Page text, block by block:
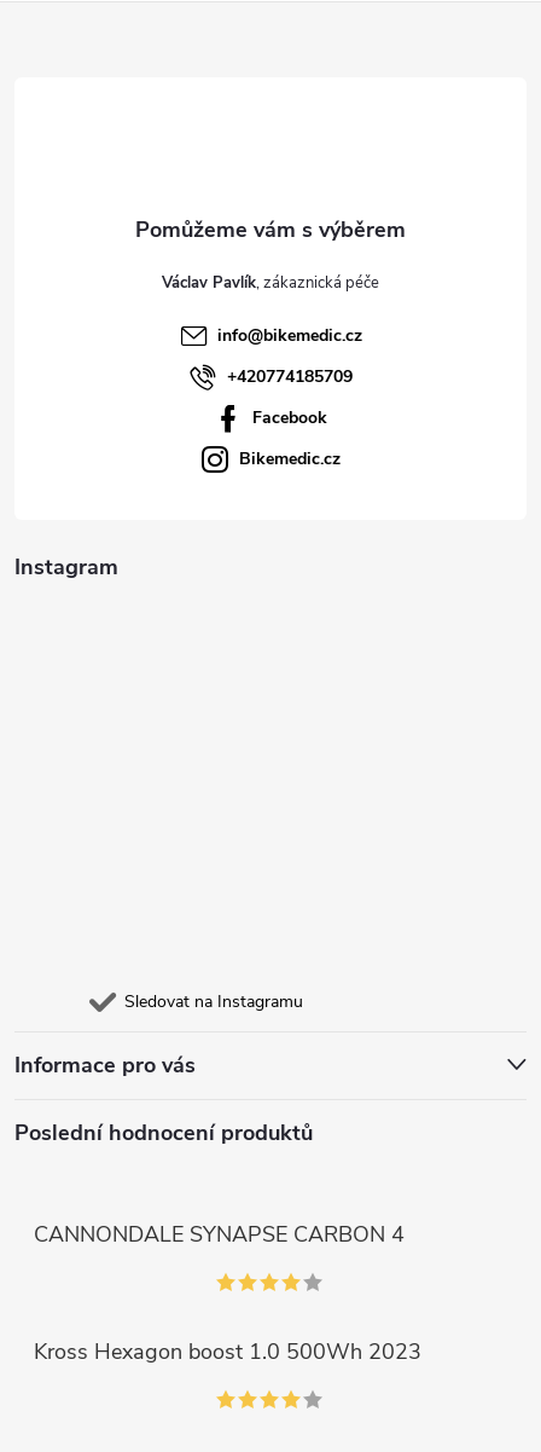
Václav Pavlík
info@bikemedic.cz
+420774185709
Facebook
Bikemedic.cz
Instagram
Sledovat na Instagramu
Informace pro vás
Poslední hodnocení produktů
CANNONDALE SYNAPSE CARBON 4
Kross Hexagon boost 1.0 500Wh 2023